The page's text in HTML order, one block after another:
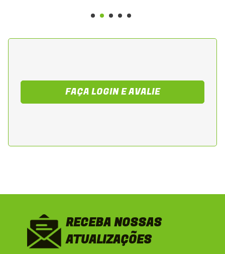
FAÇA LOGIN E AVALIE
RECEBA NOSSAS
ATUALIZAÇÕES